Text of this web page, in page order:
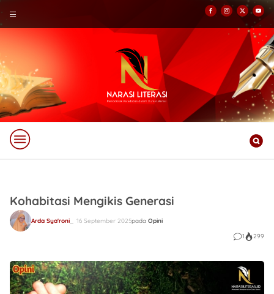
Kohabitasi Mengikis Generasi
Arda Sya'roni 16 September 2025pada Opini
1
299